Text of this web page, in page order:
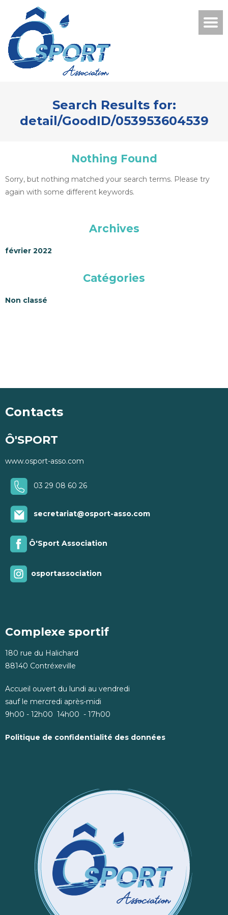
Search Results for:
detail/GoodID/053953604539
Nothing Found
Sorry, but nothing matched your search terms. Please try
again with some different keywords.
Archives
février 2022
Catégories
Non classé
Contacts
Ô'SPORT
www.osport-asso.com
03 29 08 60 26
secretariat@osport-asso.com
Ô'Sport Association
osportassociation
Complexe sportif
180 rue du Halichard
88140 Contréxeville
Accueil ouvert du lundi au vendredi
sauf le mercredi après-midi
9h00 - 12h00 14h00 - 17h00
Politique de confidentialité des données